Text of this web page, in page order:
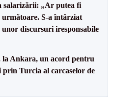
salarizării: „Ar putea fi
S-a întârziat
unor discursuri iresponsabile
la Ankara, un acord pentru
Turcia al carcaselor de